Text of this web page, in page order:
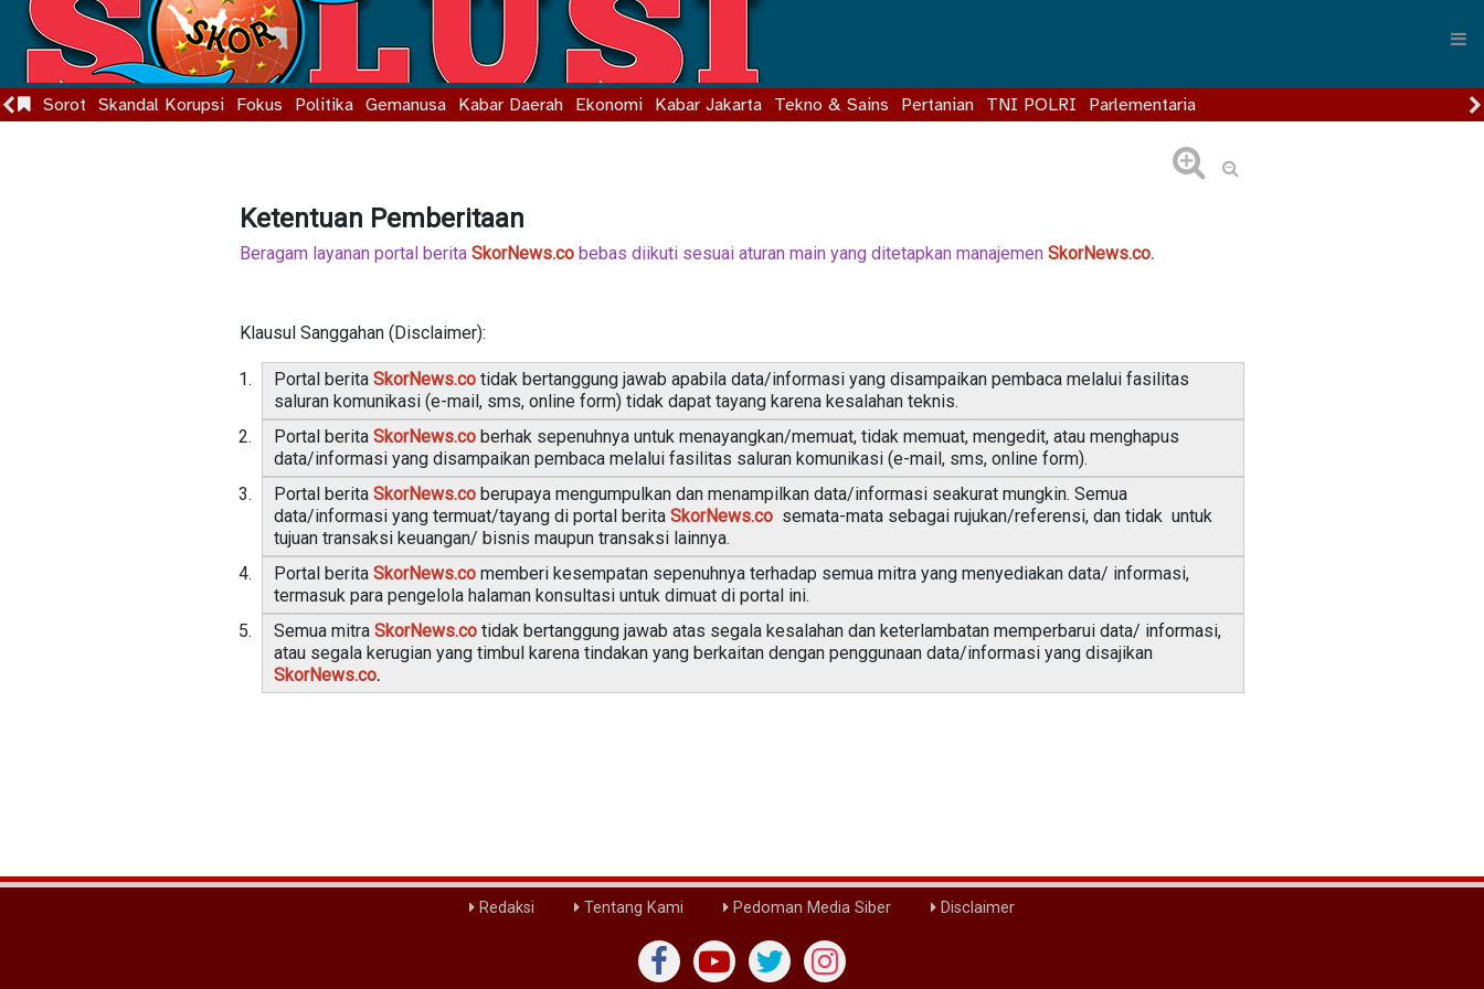
Sorot Skandal Korupsi Fokus Politika Gemanusa Kabar Daerah Ekonomi Kabar Jakarta Tekno & Sains Pertanian TNI POLRI Parlementaria
Ketentuan Pemberitaan
Beragam layanan portal berita SkorNews.cobebas diikuti sesuai aturan main yang ditetapkan manajemen SkorNews.co.
Klausul Sanggahan (Disclaimer):
Portal berita SkorNews.cotidak bertanggung jawab apabila data/informasi yang disampaikan pembaca melalui fasilitas
saluran komunikasi (e-mail, sms, online form) tidak dapat tayang karena kesalahan teknis.
Portal berita SkorNews.coberhak sepenuhnya untuk menayangkan/memuat, tidak memuat, mengedit, atau menghapus
data/informasi yang disampaikan pembaca melalui fasilitas saluran komunikasi (e-mail, sms, online form).
Portal berita SkorNews.coberupaya mengumpulkan dan menampilkan data/informasi seakurat mungkin. Semua
data/informasi yang termuat/tayang di portal berita SkorNews.cosemata-mata sebagai rujukan/referensi, dan tidak untuk
tujuan transaksi keuangan/ bisnis maupun transaksi lainnya.
Portal berita SkorNews.comemberi kesempatan sepenuhnya terhadap semua mitra yang menyediakan data/ informasi,
termasuk para pengelola halaman konsultasi untuk dimuat di portal ini.
Semua mitra SkorNews.cotidak bertanggung jawab atas segala kesalahan dan keterlambatan memperbarui data/ informasi,
atau segala kerugian yang timbul karena tindakan yang berkaitan dengan penggunaan data/informasi yang disajikan
SkorNews.co.
Redaksi Tentang Kami Pedoman Media Siber Disclaimer